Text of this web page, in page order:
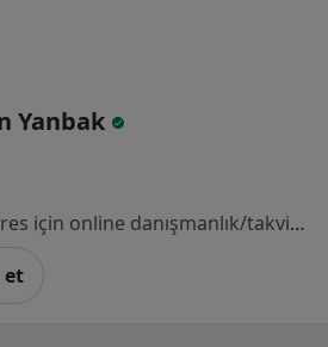
Yanbak
Bu uzman ilgili adres için online danışmanlık/takvim sunmuyor.
et